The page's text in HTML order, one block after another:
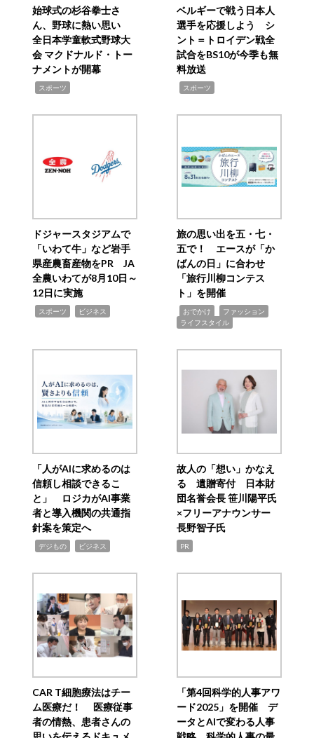
始球式の杉谷拳士さ
ん、野球に熱い思い
全日本学童軟式野球大
会 マクドナルド・トー
ナメントが開幕
スポーツ
ベルギーで戦う日本人
選手を応援しよう シ
ント＝トロイデン戦全
試合をBS10が今季も無
料放送
スポーツ
ドジャースタジアムで
「いわて牛」など岩手
県産農畜産物をPR JA
全農いわてが8月10日～
12日に実施
スポーツ ビジネス
旅の思い出を五・七・
五で！ エースが「か
ばんの日」に合わせ
「旅行川柳コンテス
ト」を開催
おでかけ ファッション
ライフスタイル
「人がAIに求めるのは
信頼し相談できるこ
と」 ロジカがAI事業
者と導入機関の共通指
針案を策定へ
デジもの ビジネス
故人の「想い」かなえ
る 遺贈寄付 日本財
団名誉会長 笹川陽平氏
×フリーアナウンサー
長野智子氏
PR
CAR T細胞療法はチー
ム医療だ！ 医療従事
者の情熱、患者さんの
「第4回科学的人事アワ
ード2025」を開催 デ
ータとAIで変わる人事